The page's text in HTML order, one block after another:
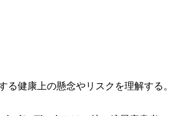
る健康上の懸念やリスクを理解する。